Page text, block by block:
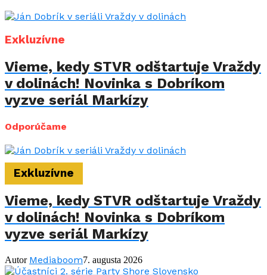
Exkluzívne
Vieme, kedy STVR odštartuje Vraždy
v dolinách! Novinka s Dobríkom
vyzve seriál Markízy
Odporúčame
Exkluzívne
Vieme, kedy STVR odštartuje Vraždy
v dolinách! Novinka s Dobríkom
vyzve seriál Markízy
Autor Mediaboom7. augusta 2026